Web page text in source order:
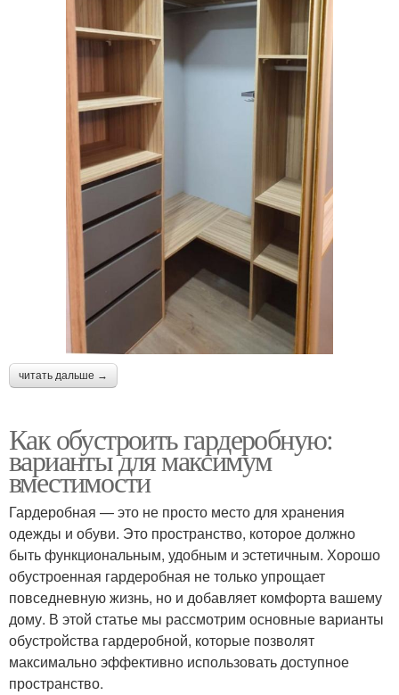
читать дальше →
Как обустроить гардеробную:
варианты для максимум
вместимости
Гардеробная — это не просто место для хранения
одежды и обуви. Это пространство, которое должно
быть функциональным, удобным и эстетичным. Хорошо
обустроенная гардеробная не только упрощает
повседневную жизнь, но и добавляет комфорта вашему
дому. В этой статье мы рассмотрим основные варианты
обустройства гардеробной, которые позволят
максимально эффективно использовать доступное
пространство.